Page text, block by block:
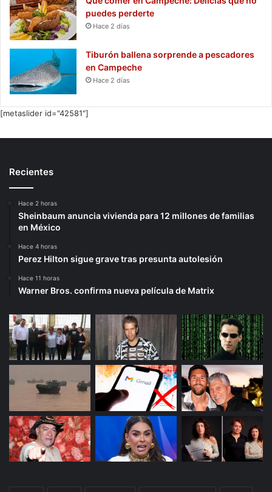
puedes perderte
Hace 2 días
Tiburón ballena sorprende a pescadores
en Campeche
Hace 2 días
[metaslider id="42581"]
Recientes
Hace 2 horas
Sheinbaum anuncia vivienda para 12 millones de familias
en México
Hace 4 horas
Perez Hilton sigue grave tras presunta autolesión
Hace 11 horas
Warner Bros. confirma nueva película de Matrix